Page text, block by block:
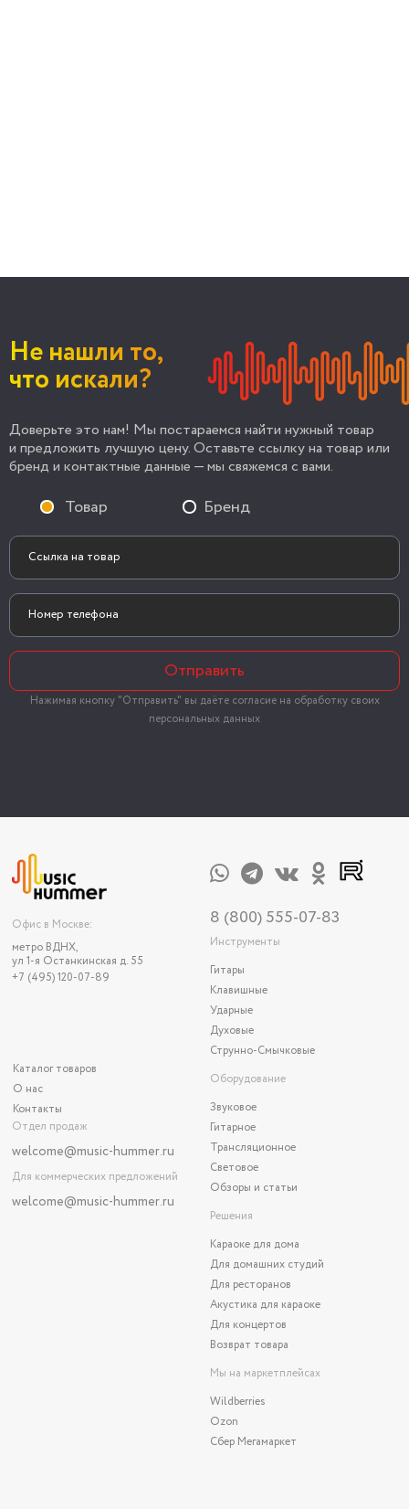
Не нашли то,
что искали?
Доверьте это нам! Мы постараемся найти нужный товар
и предложить лучшую цену. Оставьте ссылку на товар или
бренд и контактные данные — мы свяжемся с вами.
Товар Бренд
Отправить
Нажимая кнопку "Отправить" вы даёте согласие на обработку своих
персональных данных
Офис в Москве:
метро ВДНХ,
ул 1-я Останкинская д. 55
+7 (495) 120-07-89
Каталог товаров
О нас
Контакты
Отдел продаж
welcome@music-hummer.ru
Для коммерческих предложений
welcome@music-hummer.ru
8 (800) 555-07-83
Инструменты
Гитары
Клавишные
Ударные
Духовые
Струнно-Смычковые
Оборудование
Звуковое
Гитарное
Трансляционное
Световое
Обзоры и статьи
Решения
Караоке для дома
Для домашних студий
Для ресторанов
Акустика для караоке
Для концертов
Возврат товара
Мы на маркетплейсах
Wildberries
Ozon
Сбер Мегамаркет